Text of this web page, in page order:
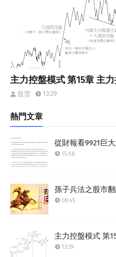
主力控盤模式 第15章 主
股雲 13:29
熱門文章
從財報看9921巨
15:58
孫子兵法之股市
08:45
主力控盤模式 第
13:29